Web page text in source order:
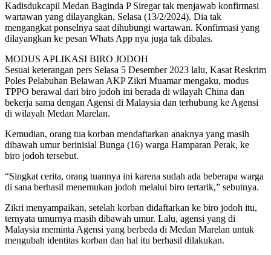
Kadisdukcapil Medan Baginda P Siregar tak menjawab konfirmasi
wartawan yang dilayangkan, Selasa (13/2/2024). Dia tak
mengangkat ponselnya saat dihubungi wartawan. Konfirmasi yang
dilayangkan ke pesan Whats App nya juga tak dibalas.
MODUS APLIKASI BIRO JODOH
Sesuai keterangan pers Selasa 5 Desember 2023 lalu, Kasat Reskrim
Poles Pelabuhan Belawan AKP Zikri Muamar mengaku, modus
TPPO berawal dari biro jodoh ini berada di wilayah China dan
bekerja sama dengan Agensi di Malaysia dan terhubung ke Agensi
di wilayah Medan Marelan.
Kemudian, orang tua korban mendaftarkan anaknya yang masih
dibawah umur berinisial Bunga (16) warga Hamparan Perak, ke
biro jodoh tersebut.
“Singkat cerita, orang tuannya ini karena sudah ada beberapa warga
di sana berhasil menemukan jodoh melalui biro tertarik,” sebutnya.
Zikri menyampaikan, setelah korban didaftarkan ke biro jodoh itu,
ternyata umurnya masih dibawah umur. Lalu, agensi yang di
Malaysia meminta Agensi yang berbeda di Medan Marelan untuk
mengubah identitas korban dan hal itu berhasil dilakukan.